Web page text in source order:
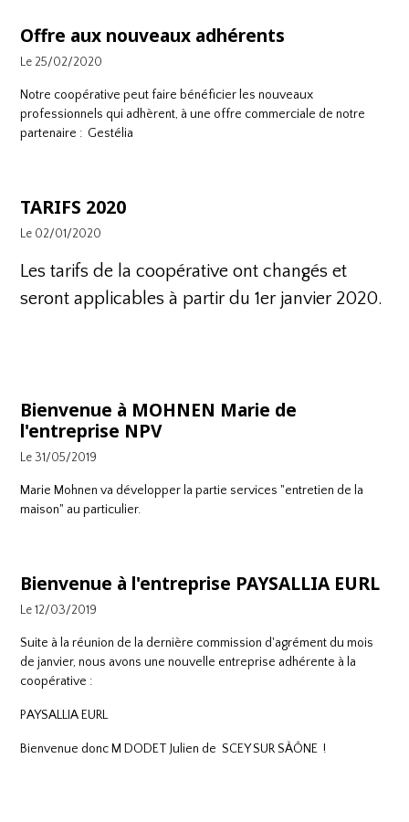
Offre aux nouveaux adhérents
Le 25/02/2020
Notre coopérative peut faire bénéficier les nouveaux
professionnels qui adhèrent, à une offre commerciale de notre
partenaire : Gestélia
TARIFS 2020
Le 02/01/2020
Les tarifs de la coopérative ont changés et
seront applicables à partir du 1er janvier 2020.
Bienvenue à MOHNEN Marie de
l'entreprise NPV
Le 31/05/2019
Marie Mohnen va développer la partie services "entretien de la
maison" au particulier.
Bienvenue à l'entreprise PAYSALLIA EURL
Le 12/03/2019
Suite à la réunion de la dernière commission d'agrément du mois
de janvier, nous avons une nouvelle entreprise adhérente à la
coopérative :
PAYSALLIA EURL
Bienvenue donc M DODET Julien de SCEY SUR SÀÔNE !